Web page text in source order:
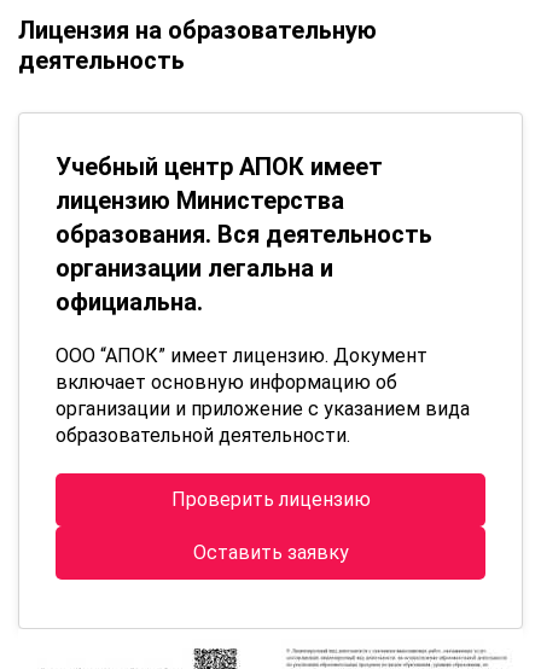
Лицензия на образовательную
деятельность
Учебный центр АПОК имеет
лицензию Министерства
образования. Вся деятельность
организации легальна и
официальна.
ООО “АПОК” имеет лицензию. Документ
включает основную информацию об
организации и приложение с указанием вида
образовательной деятельности.
Проверить лицензию
Оставить заявку